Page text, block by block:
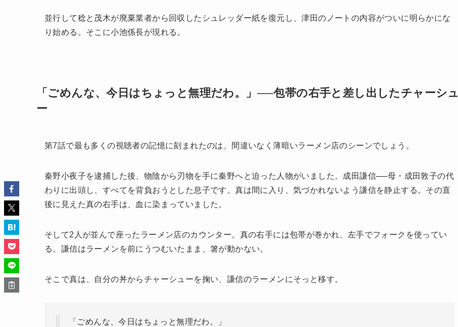
並行して稔と茂木が廃棄業者から回収したシュレッダー紙を復元し、津田のノートの内容がついに明らかにな
り始める。そこに小池係長が現れる。
「ごめんな、今日はちょっと無理だわ。」──包帯の右手と差し出したチャーシュ
ー
第7話で最も多くの視聴者の記憶に刻まれたのは、間違いなく薄暗いラーメン店のシーンでしょう。
秦野小夜子を逮捕した後、物陰から刃物を手に秦野へと迫った人物がいました。成田謙信──母・成田敦子の代
わりに出頭し、すべてを背負おうとした息子です。真は間に入り、気づかれないよう謙信を静止する。その直
後に見えた真の右手は、血に染まっていました。
そして2人が並んで座ったラーメン店のカウンター。真の右手には包帯が巻かれ、左手でフォークを使ってい
る。謙信はラーメンを前にうつむいたまま、箸が動かない。
そこで真は、自分の丼からチャーシューを掬い、謙信のラーメンにそっと移す。
「ごめんな、今日はちょっと無理だわ。」